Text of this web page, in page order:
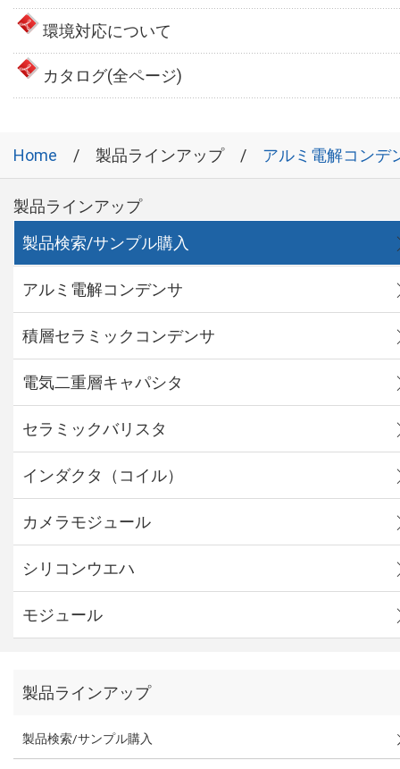
環境対応について
カタログ(全ページ)
Home 製品ラインアップ アルミ電解コンデ
製品ラインアップ
製品検索/サンプル購入
アルミ電解コンデンサ
積層セラミックコンデンサ
電気二重層キャパシタ
セラミックバリスタ
インダクタ（コイル）
カメラモジュール
シリコンウエハ
モジュール
製品ラインアップ
製品検索/サンプル購入